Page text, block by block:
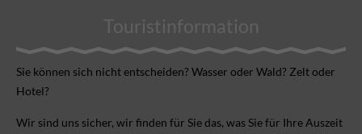
Touristinformation
Sie können sich nicht ent­scheiden? Wasser oder Wald? Zelt oder
Hotel?
Wir sind uns sicher, wir finden für Sie das, was Sie für Ihre Aus­zeit